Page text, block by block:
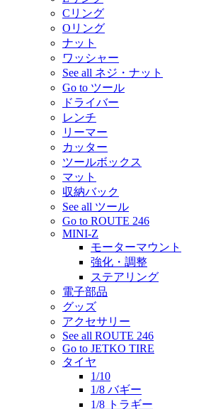
Cリング
Oリング
ナット
ワッシャー
See all ネジ・ナット
Go to ツール
ドライバー
レンチ
リーマー
カッター
ツールボックス
マット
収納バック
See all ツール
Go to ROUTE 246
MINI-Z
モーターマウント
強化・調整
ステアリング
電子部品
グッズ
アクセサリー
See all ROUTE 246
Go to JETKO TIRE
タイヤ
1/10
1/8 バギー
1/8 トラギー